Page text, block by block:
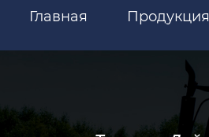
Главная Продукция